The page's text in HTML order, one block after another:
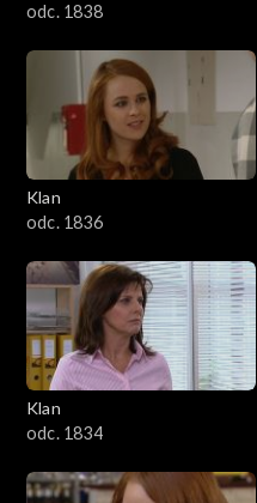
odc. 1838
Klan
odc. 1836
Klan
odc. 1834